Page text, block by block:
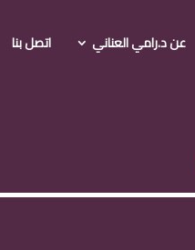
عن د.رامي العناني اتصل بنا